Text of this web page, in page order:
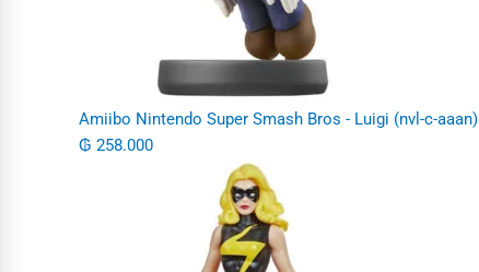
Amiibo Nintendo Super Smash Bros - Luigi (nvl-c-aaan)
₲ 258.000